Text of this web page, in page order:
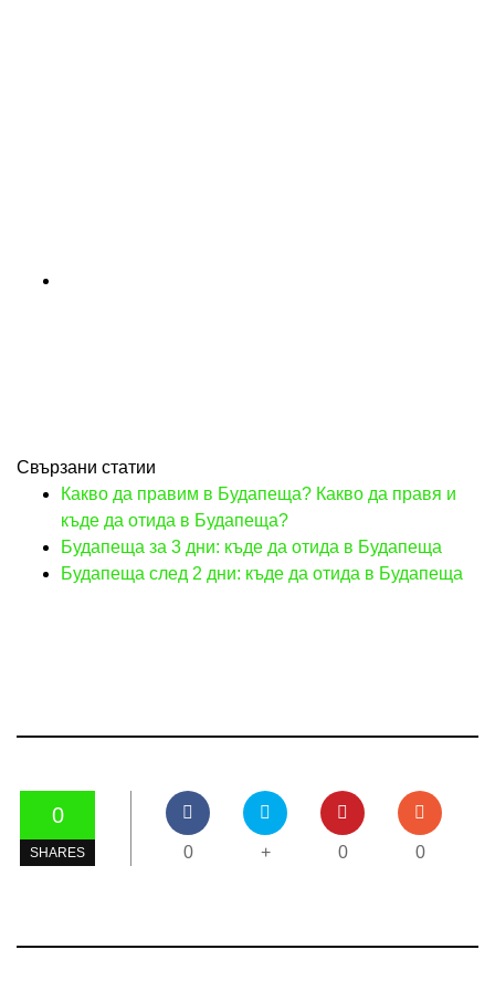
Свързани статии
Какво да правим в Будапеща? Какво да правя и
къде да отида в Будапеща?
Будапеща за 3 дни: къде да отида в Будапеща
Будапеща след 2 дни: къде да отида в Будапеща
0
SHARES 0 + 0 0